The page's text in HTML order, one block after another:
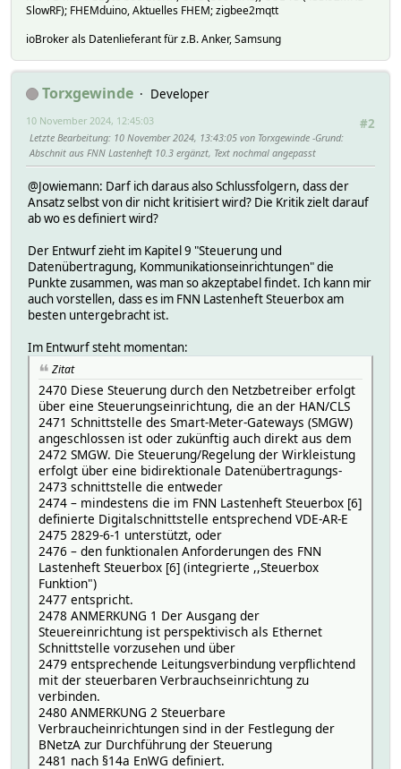
SlowRF); FHEMduino, Aktuelles FHEM; zigbee2mqtt
ioBroker als Datenlieferant für z.B. Anker, Samsung
Torxgewinde
Developer
#2
10 November 2024, 12:45:03
Letzte Bearbeitung: 10 November 2024, 13:43:05 von Torxgewinde Grund:
Abschnit aus FNN Lastenheft 10.3 ergänzt, Text nochmal angepasst
@Jowiemann: Darf ich daraus also Schlussfolgern, dass der
Ansatz selbst von dir nicht kritisiert wird? Die Kritik zielt darauf
ab wo es definiert wird?
Der Entwurf zieht im Kapitel 9 "Steuerung und
Datenübertragung, Kommunikationseinrichtungen" die
Punkte zusammen, was man so akzeptabel findet. Ich kann mir
auch vorstellen, dass es im FNN Lastenheft Steuerbox am
besten untergebracht ist.
Im Entwurf steht momentan:
Zitat
2470 Diese Steuerung durch den Netzbetreiber erfolgt
über eine Steuerungseinrichtung, die an der HAN/CLS
2471 Schnittstelle des Smart-Meter-Gateways (SMGW)
angeschlossen ist oder zukünftig auch direkt aus dem
2472 SMGW. Die Steuerung/Regelung der Wirkleistung
erfolgt über eine bidirektionale Datenübertragungs-
2473 schnittstelle die entweder
2474 – mindestens die im FNN Lastenheft Steuerbox [6]
definierte Digitalschnittstelle entsprechend VDE-AR-E
2475 2829-6-1 unterstützt, oder
2476 – den funktionalen Anforderungen des FNN
Lastenheft Steuerbox [6] (integrierte ,,Steuerbox
Funktion")
2477 entspricht.
2478 ANMERKUNG 1 Der Ausgang der
Steuereinrichtung ist perspektivisch als Ethernet
Schnittstelle vorzusehen und über
2479 entsprechende Leitungsverbindung verpflichtend
mit der steuerbaren Verbrauchseinrichtung zu
verbinden.
2480 ANMERKUNG 2 Steuerbare
Verbraucheinrichtungen sind in der Festlegung der
BNetzA zur Durchführung der Steuerung
2481 nach §14a EnWG definiert.